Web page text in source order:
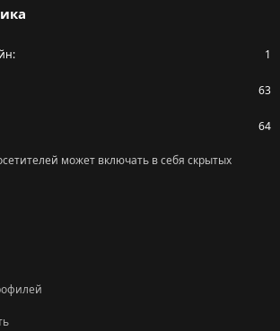
1
63
64
может включать в себя скрытых